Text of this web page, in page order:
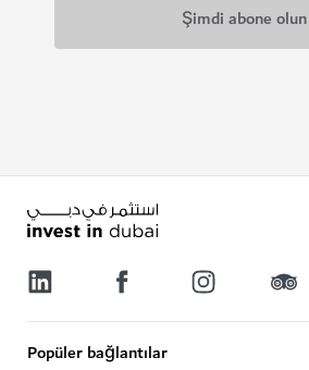
Popüler bağlantılar